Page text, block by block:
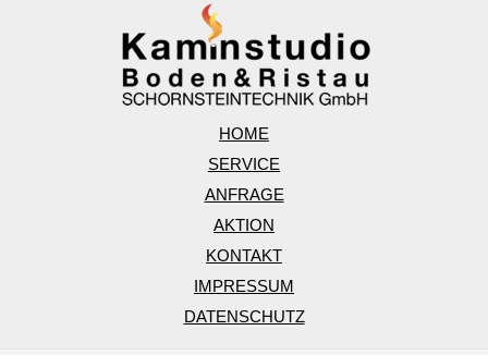
HOME
SERVICE
ANFRAGE
AKTION
KONTAKT
IMPRESSUM
DATENSCHUTZ